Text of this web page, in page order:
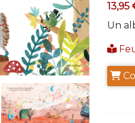
13,95
Un